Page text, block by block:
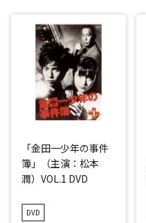
「金田一少年の事件
簿」（主演：松本
潤）VOL.1 DVD
DVD